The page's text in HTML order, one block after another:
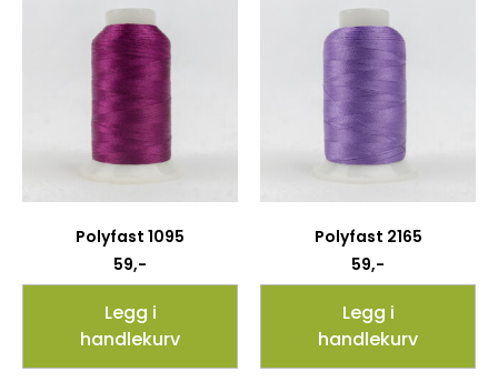
Polyfast 1095
59,-
Legg i
handlekurv
Polyfast 2165
59,-
Legg i
handlekurv